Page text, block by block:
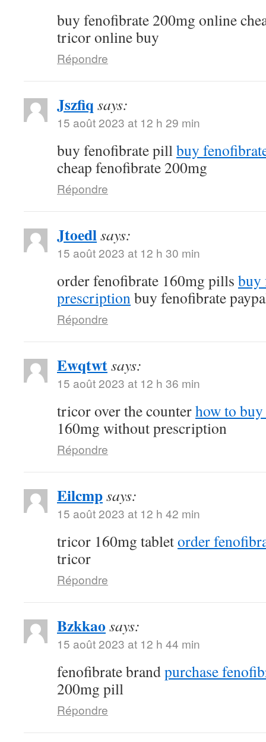
buy fenofibrate 200mg online
tricor online buy
Répondre
Jszfiq says:
15 août 2023 at 12 h 29 min
buy fenofibrate pillbuy
cheap fenofibrate 200mg
Répondre
Jtoedlsays:
15 août 2023 at 12 h 30 min
order fenofibrate 160mg pills buy
prescriptionbuy fenofibrate
Répondre
Ewqtwtsays:
15 août 2023 at 12 h 36 min
tricor over the counterhow to
160mg without prescription
Répondre
Eilcmpsays:
15 août 2023 at 12 h 42 min
tricor 160mg tabletorder
tricor
Répondre
Bzkkao says:
15 août 2023 at 12 h 44 min
fenofibrate brandpurchase
200mg pill
Répondre